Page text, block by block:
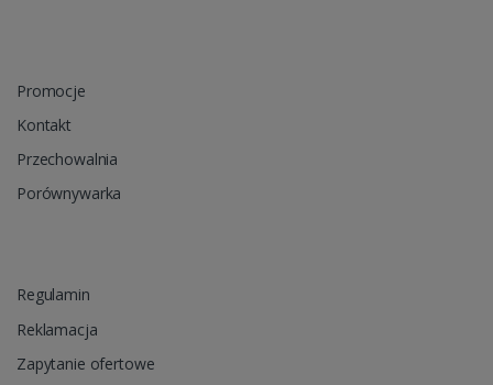
Promocje
Kontakt
Przechowalnia
Porównywarka
Regulamin
Reklamacja
Zapytanie ofertowe